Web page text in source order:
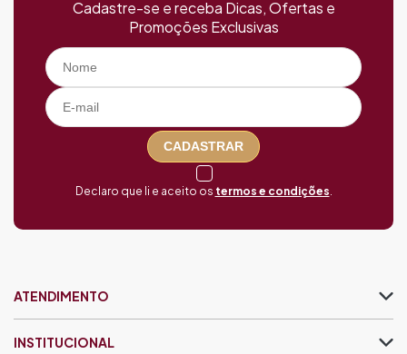
Cadastre-se e receba Dicas, Ofertas e
Promoções Exclusivas
CADASTRAR
Declaro que li e aceito os termos e condições
ATENDIMENTO
INSTITUCIONAL